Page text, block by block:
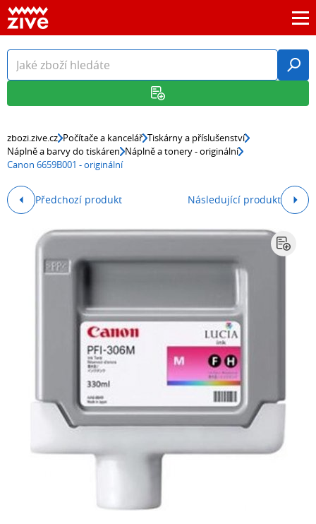
zbozi.zive.cz Počítače a kancelář Tiskárny a příslušenství
Náplně a barvy do tiskáren Náplně a tonery - originální
Canon 6659B001 - originální
Předchozí produkt Následující produkt